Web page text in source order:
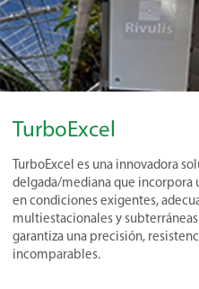
TurboExcel
TurboExcel es una innovadora
delgada/mediana que incorpora
en condiciones exigentes,
multiestacionales y
garantiza una precisión,
incomparables.